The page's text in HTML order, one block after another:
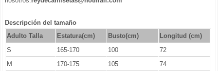
Descripción del tamaño
Adulto Talla
Estatura(cm) Busto(cm)
Longitud (cm)
S
165-170 100
72
M
170-175 105
74